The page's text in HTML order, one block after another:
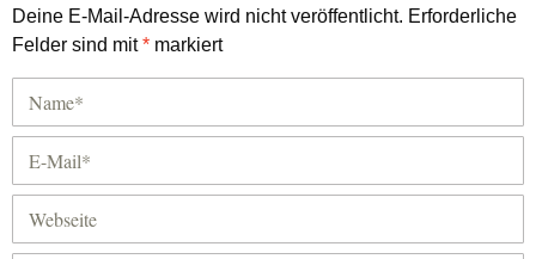
Deine E-Mail-Adresse wird nicht veröffentlicht. Erforderliche
Felder sind mit* markiert